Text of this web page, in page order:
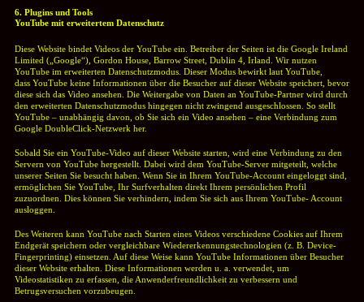
6. Plugins und Tools
YouTube mit erweitertem Datenschutz
Diese Website bindet Videos der YouTube ein. Betreiber der Seiten ist die Google Ireland
Limited („Google“), Gordon House, Barrow Street, Dublin 4, Irland. Wir nutzen
YouTube im erweiterten Datenschutzmodus. Dieser Modus bewirkt laut YouTube,
dass YouTube keine Informationen über die Besucher auf dieser Website speichert, bevor
diese sich das Video ansehen. Die Weitergabe von Daten an YouTube-Partner wird durch
den erweiterten Datenschutzmodus hingegen nicht zwingend ausgeschlossen. So stellt
YouTube – unabhängig davon, ob Sie sich ein Video ansehen – eine Verbindung zum
Google DoubleClick-Netzwerk her.
Sobald Sie ein YouTube-Video auf dieser Website starten, wird eine Verbindung zu den
Servern von YouTube hergestellt. Dabei wird dem YouTube-Server mitgeteilt, welche
unserer Seiten Sie besucht haben. Wenn Sie in Ihrem YouTube-Account eingeloggt sind,
ermöglichen Sie YouTube, Ihr Surfverhalten direkt Ihrem persönlichen Profil
zuzuordnen. Dies können Sie verhindern, indem Sie sich aus Ihrem YouTube- Account
ausloggen.
Des Weiteren kann YouTube nach Starten eines Videos verschiedene Cookies auf Ihrem
Endgerät speichern oder vergleichbare Wiedererkennungstechnologien (z. B. Device-
Fingerprinting) einsetzen. Auf diese Weise kann YouTube Informationen über Besucher
dieser Website erhalten. Diese Informationen werden u. a. verwendet, um
Videostatistiken zu erfassen, die Anwenderfreundlichkeit zu verbessern und
Betrugsversuchen vorzubeugen.